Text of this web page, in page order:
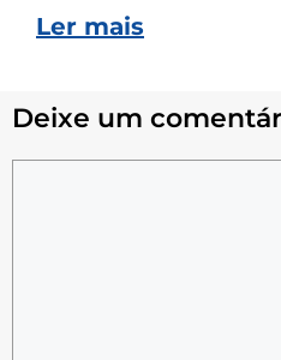
Ler mais
Deixe um